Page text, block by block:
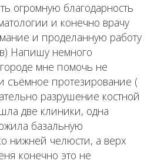
огромную благодарность
и конечно врачу
и проделанную работу
Напишу немного
мне помочь не
съёмное протезирование (
разрушение костной
две клиники, одна
базальную
нижней челюсти, а верх
конечно это не